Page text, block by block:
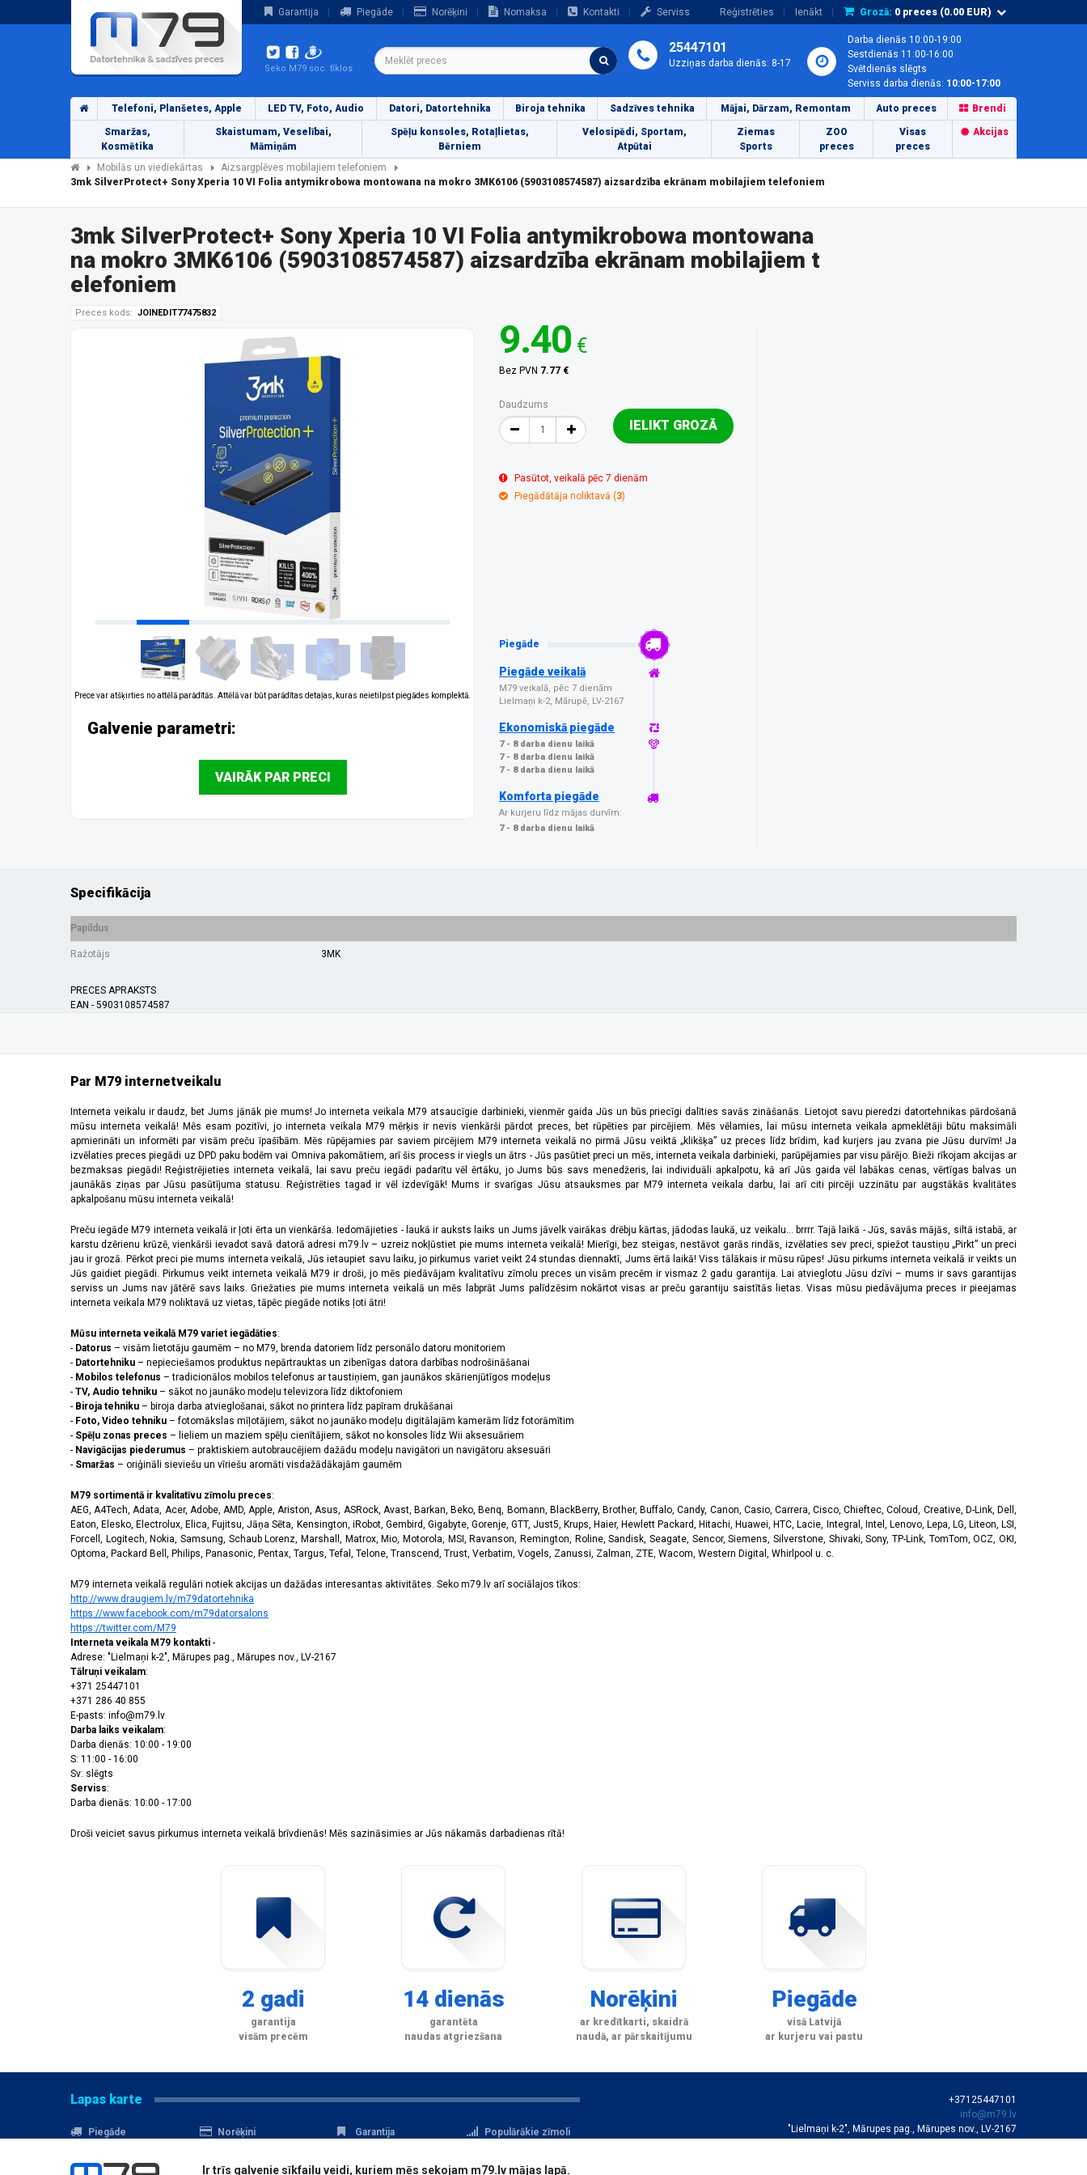
Garantija Piegāde Norēķini Nomaksa Kontakti Serviss Reģistrēties Ienākt Grozā: 0 preces (0.00 EUR)
Seko M79 soc. tīklos
25447101
Uzziņas darba dienās: 8-17
Darba dienās 10:00-19:00
Sestdienās 11:00-16:00
Svētdienās slēgts
Serviss darba dienās: 10:00-17:00
Telefoni, Planšetes, Apple LED TV, Foto, Audio Datori, Datortehnika Biroja tehnika Sadzīves tehnika Mājai, Dārzam, Remontam Auto preces Brendi
Smaržas,
Kosmētika
Skaistumam, Veselībai,
Māmiņām
Spēļu konsoles, Rotaļlietas,
Bērniem
Velosipēdi, Sportam,
Atpūtai
Ziemas
Sports
ZOO
preces
Visas
preces
Akcijas
Mobilās un viediekārtas
Aizsargplēves mobilajiem telefoniem
3mk SilverProtect+ Sony Xperia 10 VI Folia antymikrobowa montowana na mokro 3MK6106 (5903108574587) aizsardzība ekrānam mobilajiem telefoniem
3mk SilverProtect+ Sony Xperia 10 VI Folia antymikrobowa montowana
na mokro 3MK6106 (5903108574587) aizsardzība ekrānam mobilajiem t
elefoniem
Preces kods: JOINEDIT77475832
Prece var atšķirties no attēlā parādītās. Attēlā var būt parādītas detaļas, kuras neietilpst piegādes komplektā.
Galvenie parametri:
VAIRĀK PAR PRECI
9.40 €
Bez PVN 7.77 €
Daudzums
IELIKT GROZĀ
Pasūtot, veikalā pēc 7 dienām
Piegādātāja noliktavā (3)
Piegāde
Piegāde veikalā
M79 veikalā, pēc 7 dienām
Lielmaņi k-2, Mārupē, LV-2167
Ekonomiskā piegāde
7 - 8 darba dienu laikā
7 - 8 darba dienu laikā
7 - 8 darba dienu laikā
Komforta piegāde
Ar kurjeru līdz mājas durvīm:
7 - 8 darba dienu laikā
Specifikācija
Papildus
Ražotājs 3MK
PRECES APRAKSTS
EAN - 5903108574587
Par M79 internetveikalu
Interneta veikalu ir daudz, bet Jums jānāk pie mums! Jo interneta veikala M79 atsaucīgie darbinieki, vienmēr gaida Jūs un būs priecīgi dalīties savās zināšanās. Lietojot savu pieredzi datortehnikas pārdošanā
mūsu interneta veikalā! Mēs esam pozitīvi, jo interneta veikala M79 mērķis ir nevis vienkārši pārdot preces, bet rūpēties par pircējiem. Mēs vēlamies, lai mūsu interneta veikala apmeklētāji būtu maksimāli
apmierināti un informēti par visām preču īpašībām. Mēs rūpējamies par saviem pircējiem M79 interneta veikalā no pirmā Jūsu veiktā „klikšķa” uz preces līdz brīdim, kad kurjers jau zvana pie Jūsu durvīm! Ja
izvēlaties preces piegādi uz DPD paku bodēm vai Omniva pakomātiem, arī šis process ir viegls un ātrs - Jūs pasūtiet preci un mēs, interneta veikala darbinieki, parūpējamies par visu pārējo. Bieži rīkojam akcijas ar
bezmaksas piegādi! Reģistrējieties interneta veikalā, lai savu preču iegādi padarītu vēl ērtāku, jo Jums būs savs menedžeris, lai individuāli apkalpotu, kā arī Jūs gaida vēl labākas cenas, vērtīgas balvas un
jaunākās ziņas par Jūsu pasūtījuma statusu. Reģistrēties tagad ir vēl izdevīgāk! Mums ir svarīgas Jūsu atsauksmes par M79 interneta veikala darbu, lai arī citi pircēji uzzinātu par augstākās kvalitātes
apkalpošanu mūsu interneta veikalā!
Preču iegāde M79 interneta veikalā ir ļoti ērta un vienkārša. Iedomājieties - laukā ir auksts laiks un Jums jāvelk vairākas drēbju kārtas, jādodas laukā, uz veikalu... brrrr. Tajā laikā - Jūs, savās mājās, siltā istabā, ar
karstu dzērienu krūzē, vienkārši ievadot savā datorā adresi m79.lv – uzreiz nokļūstiet pie mums interneta veikalā! Mierīgi, bez steigas, nestāvot garās rindās, izvēlaties sev preci, spiežot taustiņu „Pirkt” un preci
jau ir grozā. Pērkot preci pie mums interneta veikalā, Jūs ietaupiet savu laiku, jo pirkumus variet veikt 24 stundas diennaktī, Jums ērtā laikā! Viss tālākais ir mūsu rūpes! Jūsu pirkums interneta veikalā ir veikts un
Jūs gaidiet piegādi. Pirkumus veikt interneta veikalā M79 ir droši, jo mēs piedāvājam kvalitatīvu zīmolu preces un visām precēm ir vismaz 2 gadu garantija. Lai atvieglotu Jūsu dzīvi – mums ir savs garantijas
serviss un Jums nav jātērē savs laiks. Griežaties pie mums interneta veikalā un mēs labprāt Jums palīdzēsim nokārtot visas ar preču garantiju saistītās lietas. Visas mūsu piedāvājuma preces ir pieejamas
interneta veikala M79 noliktavā uz vietas, tāpēc piegāde notiks ļoti ātri!
Mūsu interneta veikalā M79 variet iegādāties:
- Datorus – visām lietotāju gaumēm – no M79, brenda datoriem līdz personālo datoru monitoriem
- Datortehniku – nepieciešamos produktus nepārtrauktas un zibenīgas datora darbības nodrošināšanai
- Mobilos telefonus – tradicionālos mobilos telefonus ar taustiņiem, gan jaunākos skārienjūtīgos modeļus
- TV, Audio tehniku – sākot no jaunāko modeļu televizora līdz diktofoniem
- Biroja tehniku – biroja darba atvieglošanai, sākot no printera līdz papīram drukāšanai
- Foto, Video tehniku – fotomākslas mīļotājiem, sākot no jaunāko modeļu digitālajām kamerām līdz fotorāmītim
- Spēļu zonas preces – lieliem un maziem spēļu cienītājiem, sākot no konsoles līdz Wii aksesuāriem
- Navigācijas piederumus – praktiskiem autobraucējiem dažādu modeļu navigātori un navigātoru aksesuāri
- Smaržas – oriģināli sieviešu un vīriešu aromāti visdažādākajām gaumēm
M79 sortimentā ir kvalitatīvu zīmolu preces:
AEG, A4Tech, Adata, Acer, Adobe, AMD, Apple, Ariston, Asus, ASRock, Avast, Barkan, Beko, Benq, Bomann, BlackBerry, Brother, Buffalo, Candy, Canon, Casio, Carrera, Cisco, Chieftec, Coloud, Creative, D-Link, Dell,
Eaton, Elesko, Electrolux, Elica, Fujitsu, Jāņa Sēta, Kensington, iRobot, Gembird, Gigabyte, Gorenje, GTT, Just5, Krups, Haier, Hewlett Packard, Hitachi, Huawei, HTC, Lacie, Integral, Intel, Lenovo, Lepa, LG, Liteon, LSI,
Forcell, Logitech, Nokia, Samsung, Schaub Lorenz, Marshall, Matrox, Mio, Motorola, MSI, Ravanson, Remington, Roline, Sandisk, Seagate, Sencor, Siemens, Silverstone, Shivaki, Sony, TP-Link, TomTom, OCZ, OKI,
Optoma, Packard Bell, Philips, Panasonic, Pentax, Targus, Tefal, Telone, Transcend, Trust, Verbatim, Vogels, Zanussi, Zalman, ZTE, Wacom, Western Digital, Whirlpool u. c.
M79 interneta veikalā regulāri notiek akcijas un dažādas interesantas aktivitātes. Seko m79.lv arī sociālajos tīkos:
http://www.draugiem.lv/m79datortehnika
https://www.facebook.com/m79datorsalons
https://twitter.com/M79
Interneta veikala M79 kontakti -
Adrese: "Lielmaņi k-2", Mārupes pag., Mārupes nov., LV-2167
Tālruņi veikalam:
+371 25447101
+371 286 40 855
E-pasts: info@m79.lv
Darba laiks veikalam:
Darba dienās: 10:00 - 19:00
S: 11:00 - 16:00
Sv: slēgts
Serviss:
Darba dienās: 10:00 - 17:00
Droši veiciet savus pirkumus interneta veikalā brīvdienās! Mēs sazināsimies ar Jūs nākamās darbadienas rītā!
2 gadi
garantija
visām precēm
14 dienās
garantēta
naudas atgriezšana
Norēķini
ar kredītkarti, skaidrā
naudā, ar pārskaitījumu
Piegāde
visā Latvijā
ar kurjeru vai pastu
Lapas karte
Piegāde
Norēķini
Akcijas
Serviss
Garantija
Populārākie zīmoli
Datu aizsardzība
Reģistrācija
+37125447101
info@m79.lv
"Lielmaņi k-2", Mārupes pag., Mārupes nov., LV-2167
Ir trīs galvenie sīkfailu veidi, kuriem mēs sekojam m79.lv mājas lapā.